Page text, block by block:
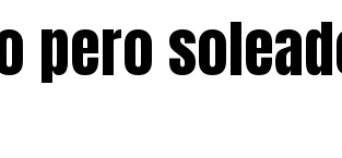
pero